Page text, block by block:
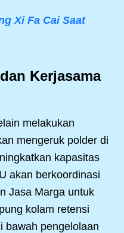
Xi Fa Cai Saat
Kerjasama
melakukan
mengeruk polder di
kapasitas
akan berkoordinasi
Jasa Marga untuk
kolam retensi
bawah pengelolaan